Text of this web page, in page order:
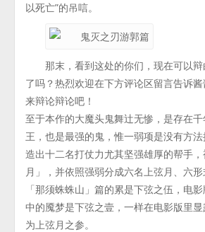
以死亡”的吊唁。
那末，看到这处的你们，现在可以
了吗？热烈欢迎在下方评论区留言告诉
来辩论辩论吧！
至于本作的大魔头鬼舞辻无惨，是存在
王，也是最强的鬼，惟一弱项是没有方
造出十二名打仗力尤其坚强雄厚的帮手
月」，并依照强弱分成六名上弦月、六
「那须蛛蛛山」篇的累是下弦之伍，电
中的魇梦是下弦之壹，一样在电影版里
为上弦月之参。